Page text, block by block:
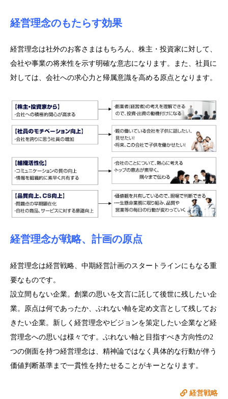
経営理念のもたらす効果
経営理念は社外のお客さまはもちろん、株主・投資家に対して、
会社や事業の将来性を示す明確な意志になります。また、社員に
対しては、会社への求心力と帰属意識を高める原点となります。
経営理念が戦略、計画の原点
経営理念は経営戦略、中期経営計画のスタートラインにもなる重
要なものです。
設立間もない企業。創業の思いを文言に託して後世に残したい企
業。原点は何であったか、ぶれない軸を定め文言として残してお
きたい企業。新しく経営理念やビジョンを策定したい企業など経
営理念への思いは様々です。ぶれない軸と目指すべき方向性の2
つの側面を持つ経営理念は、精神論ではなく具体的な行動が伴う
価値判断基準まで一貫性を持たせることがキーとなります。
経営戦略